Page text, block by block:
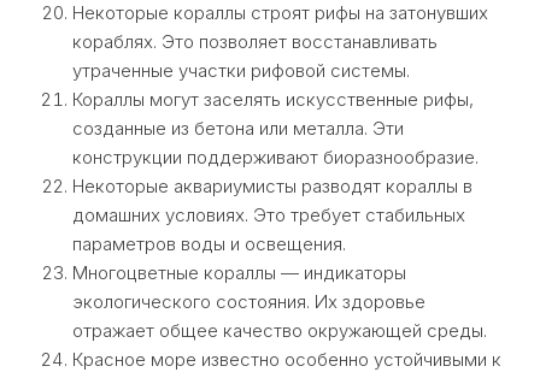
Некоторые кораллы строят рифы на затонувших
кораблях. Это позволяет восстанавливать
утраченные участки рифовой системы.
Кораллы могут заселять искусственные рифы,
созданные из бетона или металла. Эти
конструкции поддерживают биоразнообразие.
Некоторые аквариумисты разводят кораллы в
домашних условиях. Это требует стабильных
параметров воды и освещения.
Многоцветные кораллы — индикаторы
экологического состояния. Их здоровье
отражает общее качество окружающей среды.
Красное море известно особенно устойчивыми к